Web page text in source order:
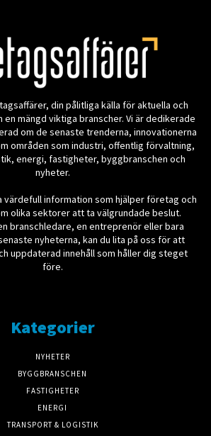
din pålitliga källa för aktuella och
mängd viktiga branscher. Vi är dedikerade
om de senaste trenderna, innovationerna
områden som industri, offentlig förvaltning,
energi, fastigheter, byggbranschen och
nyheter.
värdefull information som hjälper företag och
olika sektorer att ta välgrundade beslut.
branschledare, en entreprenör eller bara
nyheterna, kan du lita på oss för att
uppdaterad innehåll som håller dig steget
före.
Kategorier
NYHETER
BYGGBRANSCHEN
FASTIGHETER
ENERGI
TRANSPORT & LOGISTIK